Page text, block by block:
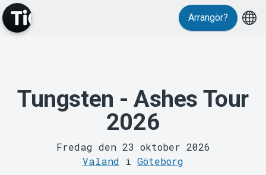
Evenemang
MyTickster
Arrangör?
Tungsten - Ashes Tour
2026
Fredag den 23 oktober 2026
Valand i Göteborg